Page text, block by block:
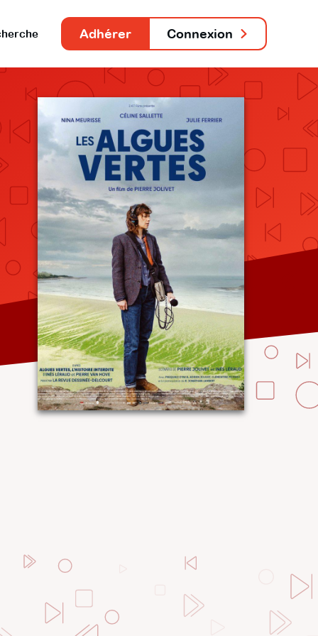
Adhérer Connexion